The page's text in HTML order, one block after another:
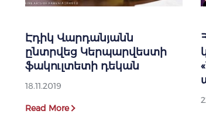
Էդիկ Վարդանյանն
ընտրվեց Կերպարվեստի
ֆակուլտետի դեկան
18.11.2019
Read More